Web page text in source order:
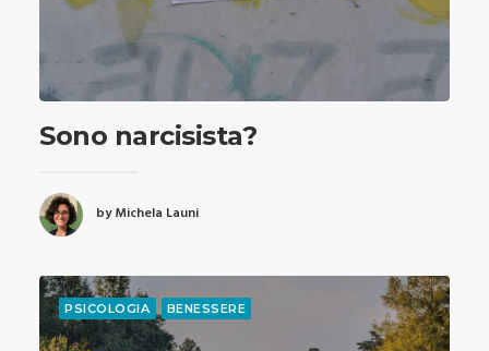
Sono narcisista?
by Michela Launi
PSICOLOGIA BENESSERE